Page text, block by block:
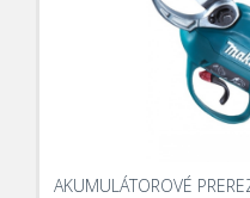
AKUMULÁTOROVÉ